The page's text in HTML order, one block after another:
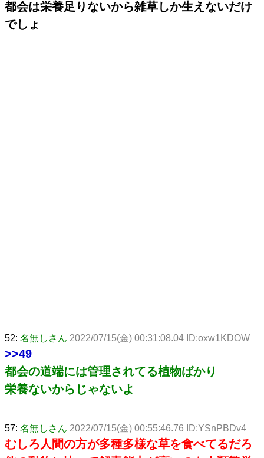
都会は栄養足りないから雑草しか生えないだけ
でしょ
52: 名無しさん 2022/07/15(金) 00:31:08.04 ID:oxw1KDOW
>>49
都会の道端には管理されてる植物ばかり
栄養ないからじゃないよ
57: 名無しさん 2022/07/15(金) 00:55:46.76 ID:YSnPBDv4
むしろ人間の方が多種多様な草を食べてるだろ